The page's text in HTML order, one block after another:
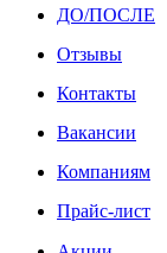
ДО/ПОСЛЕ
Отзывы
Контакты
Вакансии
Компаниям
Прайс-лист